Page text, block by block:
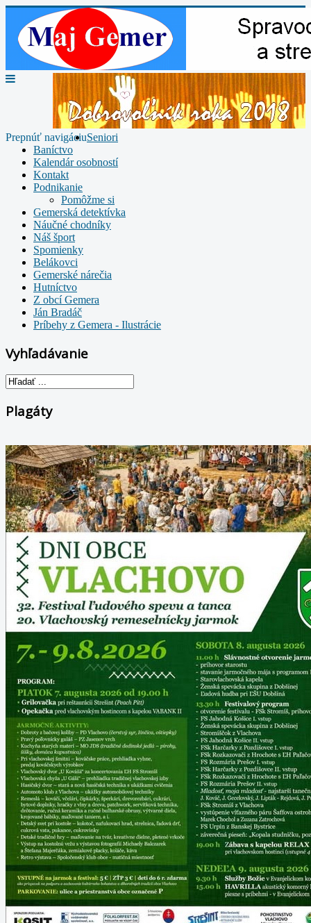
Prepnúť navigáciuSeniori
Baníctvo
Kalendár osobností
Kontakt
Podnikanie
Pomôžme si
Gemerská detektívka
Náučné chodníky
Náš šport
Spomienky
Belákovci
Gemerské nárečia
Hutníctvo
Z obcí Gemera
Ján Bradáč
Príbehy z Gemera - Ilustrácie
Vyhľadávanie
Plagáty